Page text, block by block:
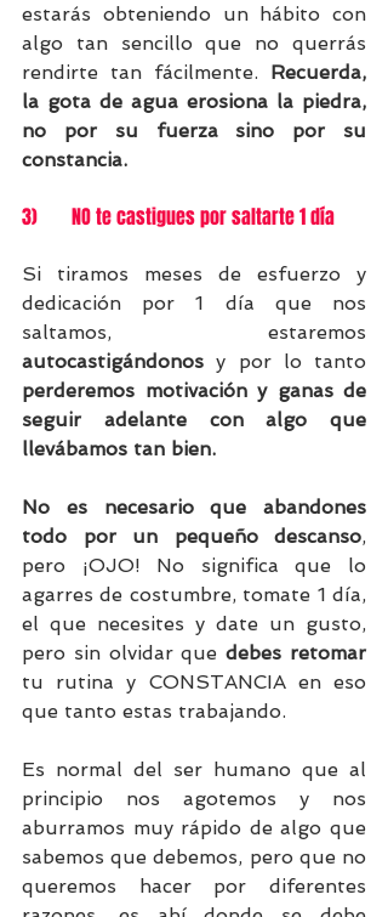
estarás obteniendo un hábito con
algo tan sencillo que no querrás
rendirte tan fácilmente. Recuerda,
la gota de agua erosiona la piedra,
no por su fuerza sino por su
constancia.
3)       NO te castigues por saltarte 1 día
Si tiramos meses de esfuerzo y
dedicación por 1 día que nos
autocastigándonos
perderemos motivación y ganas de
seguir adelante con algo que
llevábamos tan bien.
No es necesario que abandones
todo por un pequeño descanso,
pero ¡OJO! No significa que lo
agarres de costumbre, tomate 1 día,
el que necesites y date un gusto,
pero sin olvidar que debes retomar
tu rutina y CONSTANCIA en eso
que tanto estas trabajando.
Es normal del ser humano que al
principio nos agotemos y nos
aburramos muy rápido de algo que
sabemos que debemos, pero que no
queremos hacer por diferentes